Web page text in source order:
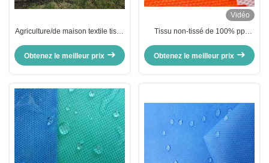
Agriculture/de maison textile tissé
stratifié avec le film de pp/PE
Obtenez le meilleur prix
Vidéo
Tissu non-tissé de 100% pp
polypropylène de Spunbond avec
le film de PE
Obtenez le meilleur prix